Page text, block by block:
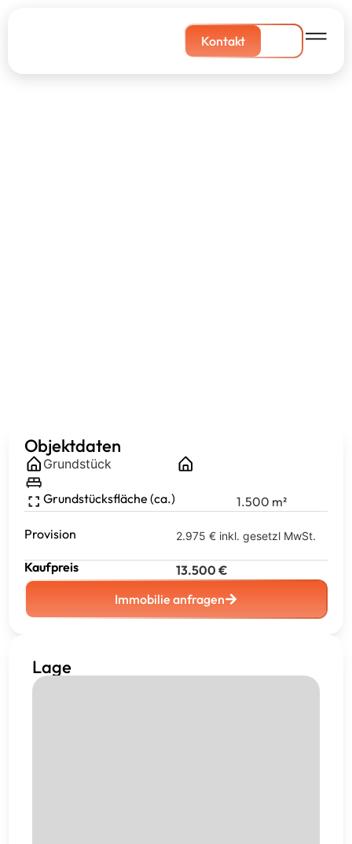
Kontakt
Objektdaten
Grundstück
Grundstücksfläche (ca.) 1.500 m²
Provision 2.975 € inkl. gesetzl MwSt.
Kaufpreis 13.500 €
Immobilie anfragen
Lage